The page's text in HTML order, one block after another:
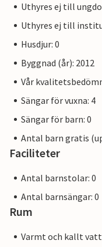
Uthyres ej till
Uthyres ej till
Husdjur: 0
Byggnad (år): 2012
Vår
Sängar för vuxna: 4
Sängar för barn: 0
Antal barn gratis
Faciliteter
Antal barnstolar: 0
Antal barnsängar: 0
Rum
Varmt och kallt